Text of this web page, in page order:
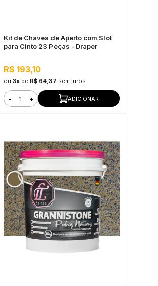
Kit de Chaves de Aperto com Slot
para Cinto 23 Peças - Draper
R$ 193,10
ou 3xde R$ 64,37 sem juros
- + ADICIONAR